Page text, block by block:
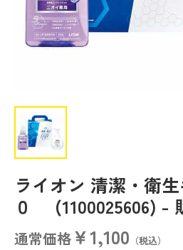
ライオン 清潔・衛
０ (1100025606) -
通常価格￥1,100 （税込）